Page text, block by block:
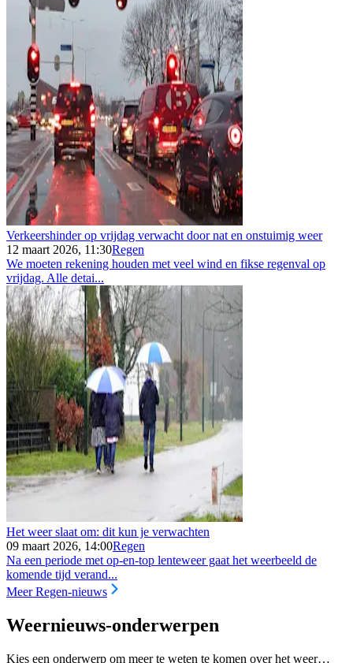
Verkeershinder op vrijdag verwacht door nat en onstuimig weer
12 maart 2026, 11:30Regen
We moeten rekening houden met veel wind en fikse regenval op
vrijdag. Alle detai...
Het weer slaat om: dit kun je verwachten
09 maart 2026, 14:00Regen
Na een periode met op-en-top lenteweer gaat het weerbeeld de
komende tijd verand...
Meer Regen-nieuws
Weernieuws-onderwerpen
Kies een onderwerp om meer te weten te komen over het weer…